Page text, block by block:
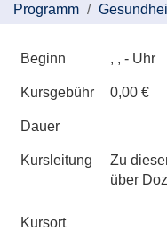
Programm
Beginn , , - Uhr
Kursgebühr 0,00 €
Dauer
Kursleitung
Zu
über
Kursort